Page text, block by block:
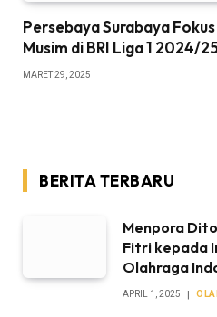
Persebaya Surabaya
Musim di BRI Liga 1 2024/
MARET 29, 2025
BERITA TERBARU
Menpora
Fitri kepada
Olahraga
APRIL 1, 2025